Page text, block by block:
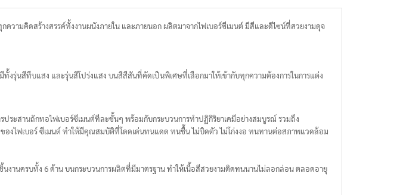
วามคิดสร้างสรรค์ทั้งงานผนังภายใน และภายนอก ผลิตมาจากไฟเบอร์ซีเมนต์ มีสีและดีไซน์ที่สวยงามดุจ
งรุ่นสีทึบแสง และรุ่นสีโปร่งแสง บนสีสีสันที่คัดเป็นพิเศษที่เลือกมาให้เข้ากับทุกความต้องการในการแต่ง
ประสานถักทอไฟเบอร์ซีเมนต์ทีละชั้นๆ พร้อมกับกระบวนการทำปฏิกิริยาเคมีอย่างสมบูรณ์ รวมถึง
องไฟเบอร์ ซีเมนต์ ทำให้มีคุณสมบัติที่โดดเด่นทนแดด ทนชื้น ไม่บิดตัว ไม่โก่งงอ ทนทานต่อสภาพแวดล้อม
นงานครบทั้ง 6 ด้าน บนกระบวนการผลิตที่มีมาตรฐาน ทำให้เนื้อสีสวยงามติดทนนานไม่ลอกล่อน ตลอดอายุ